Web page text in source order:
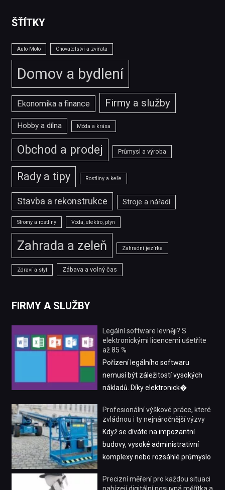
ŠŤÍTKY
Auto Moto Chovatelství a zvířata
Domov a bydlení
Ekonomika a finance Firmy a služby
Hobby a dílna Móda a krása
Obchod a prodej Průmysl a výroba
Rady a tipy Rostliny a keře
Stavba a rekonstrukce Stroje a nářadí
Stromy a rostliny Voda, elektro, plyn
Zahrada a zeleň Zahradní jezírka
Zdraví a styl Zábava a volný čas
FIRMY A SLUŽBY
Legální software levněji? S
elektronickými licencemi ušetříte
až 85 %
Pořízení legálního softwaru
nemusí být záležitostí vysokých
nákladů. Díky elektronick�
Profesionální výškové práce, které
zvládnou i ty nejnáročnější výzvy
Když se díváte na impozantní
budovy, vysoké administrativní
komplexy nebo rozsáhlé průmyslo
Precizní měření pro každou situaci